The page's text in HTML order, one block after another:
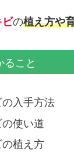
ビの植え方や
ること
入手方法
使い道
植え方